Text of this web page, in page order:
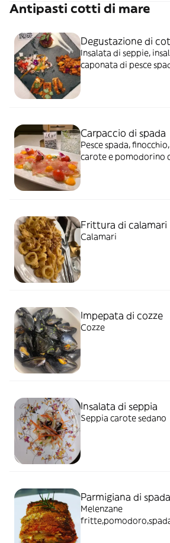
Antipasti cotti di mare
Degustazione di
Insalata di seppie,
caponata di pesce
Carpaccio di spada
Pesce spada,
carote e pomodorino
Frittura di calamari
Calamari
Impepata di cozze
Cozze
Insalata di seppia
Seppia carote sedano
Parmigiana di spada
Melenzane